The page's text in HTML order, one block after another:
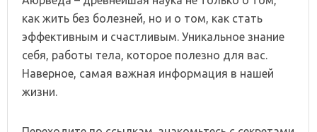
как жить без болезней, но и о том, как стать
эффективным и счастливым. Уникальное знание
себя, работы тела, которое полезно для вас.
Наверное, самая важная информация в нашей
жизни.